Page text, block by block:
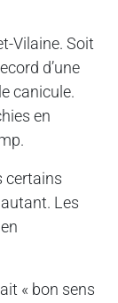
Vilaine. Soit
d’une
canicule.
en
certains
Les
« bon sens